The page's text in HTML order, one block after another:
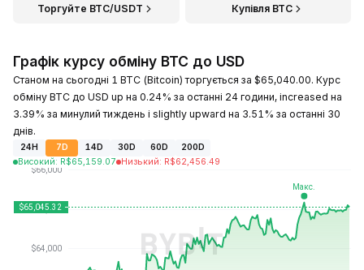
Торгуйте BTC/USDT Купівля BTC
Графік курсу обміну BTC до USD
Станом на сьогодні 1 BTC (Bitcoin) торгується за $65,040.00. Курс
обміну BTC до USD up на 0.24% за останні 24 години, increased на
3.39% за минулий тиждень і slightly upward на 3.51% за останні 30
днів.
24H 7D 14D 30D 60D
200D
Високий: R$65,159.07 Низький: R$62,456.49